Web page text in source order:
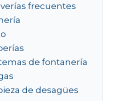
frecuentes
de fontanería
de desagües